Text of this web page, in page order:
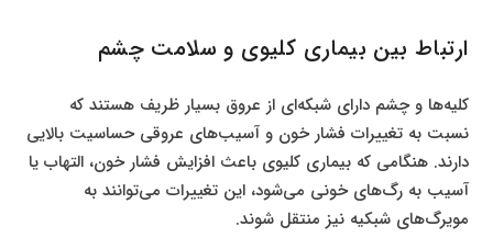
ارتباط بین بیماری کلیوی و سلامت چشم
کلیه‌ها و چشم دارای شبکه‌ای از عروق بسیار ظریف هستند که
نسبت به تغییرات فشار خون و آسیب‌های عروقی حساسیت بالایی
دارند. هنگامی که بیماری کلیوی باعث افزایش فشار خون، التهاب یا
آسیب به رگ‌های خونی می‌شود، این تغییرات می‌توانند به
مویرگ‌های شبکیه نیز منتقل شوند.